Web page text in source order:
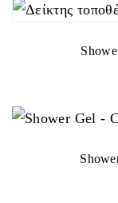
HYDROXIDE,